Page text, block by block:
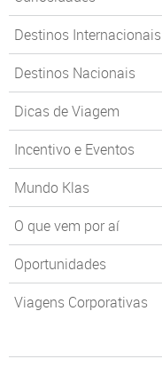
Destinos Internacionais
Destinos Nacionais
Dicas de Viagem
Incentivo e Eventos
Mundo Klas
O que vem por aí
Oportunidades
Viagens Corporativas